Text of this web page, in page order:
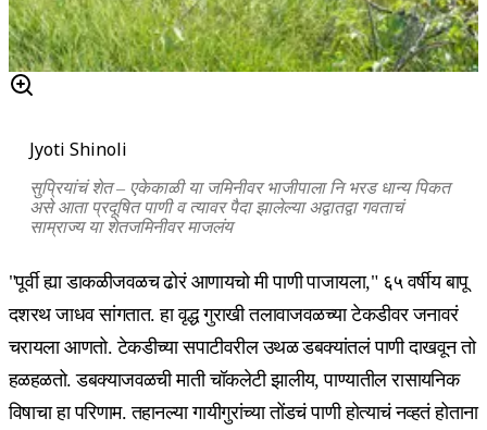
Jyoti Shinoli
सुप्रियांचं शेत – एकेकाळी या जमिनीवर भाजीपाला नि भरड धान्य पिकत
असे आता प्रदूषित पाणी व त्यावर पैदा झालेल्या अद्वातद्वा गवताचं
साम्राज्य या शेतजमिनीवर माजलंय
"पूर्वी ह्या डाकळीजवळच ढोरं आणायचो मी पाणी पाजायला," ६५ वर्षीय बापू
दशरथ जाधव सांगतात. हा वृद्ध गुराखी तलावाजवळच्या टेकडीवर जनावरं
चरायला आणतो. टेकडीच्या सपाटीवरील उथळ डबक्यांतलं पाणी दाखवून तो
हळहळतो. डबक्याजवळची माती चॉकलेटी झालीय, पाण्यातील रासायनिक
विषाचा हा परिणाम. तहानल्या गायीगुरांच्या तोंडचं पाणी होत्याचं नव्हतं होताना